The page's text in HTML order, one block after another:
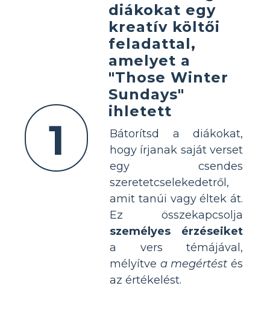
1
diákokat egy
kreatív költői
feladattal,
amelyet a
"Those Winter
Sundays"
ihletett
Bátorítsd a diákokat,
hogy írjanak saját verset
egy csendes
szeretetcselekedetről,
amit tanúi vagy éltek át.
Ez összekapcsolja
személyes érzéseiket
a vers témájával,
mélyítve a megértést és
az értékelést.